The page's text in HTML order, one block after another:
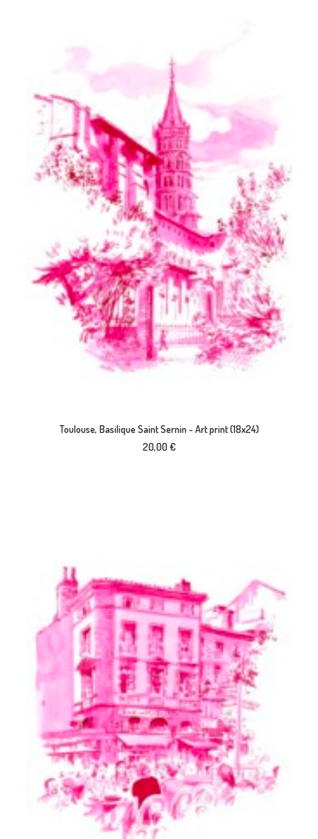
AJOUTER AU PANIER
Toulouse, Basilique Saint Sernin - Art print (18x24)
20,00€